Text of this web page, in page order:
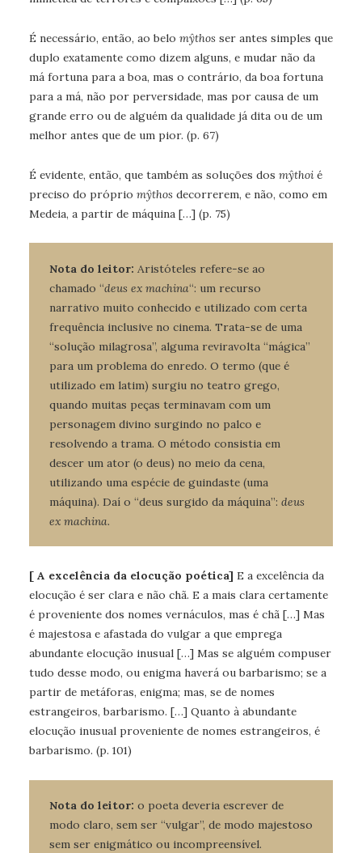
É necessário, então, ao belo mŷthos ser antes simples que
duplo exatamente como dizem alguns, e mudar não da
má fortuna para a boa, mas o contrário, da boa fortuna
para a má, não por perversidade, mas por causa de um
grande erro ou de alguém da qualidade já dita ou de um
melhor antes que de um pior. (p. 67)
É evidente, então, que também as soluções dos mŷthoié
preciso do próprio mŷthos decorrerem, e não, como em
Medeia, a partir de máquina […] (p. 75)
Nota do leitor: Aristóteles refere-se ao
chamado “deus ex machina“: um recurso
narrativo muito conhecido e utilizado com certa
frequência inclusive no cinema. Trata-se de uma
“solução milagrosa”, alguma reviravolta “mágica”
para um problema do enredo. O termo (que é
utilizado em latim) surgiu no teatro grego,
quando muitas peças terminavam com um
personagem divino surgindo no palco e
resolvendo a trama. O método consistia em
descer um ator (o deus) no meio da cena,
utilizando uma espécie de guindaste (uma
máquina). Daí o “deus surgido da máquina”: deus
ex machina.
[ A excelência da elocução poética] E a excelência da
elocução é ser clara e não chã. E a mais clara certamente
é proveniente dos nomes vernáculos, mas é chã […] Mas
é majestosa e afastada do vulgar a que emprega
abundante elocução inusual […] Mas se alguém compuser
tudo desse modo, ou enigma haverá ou barbarismo; se a
partir de metáforas, enigma; mas, se de nomes
estrangeiros, barbarismo. […] Quanto à abundante
elocução inusual proveniente de nomes estrangeiros, é
barbarismo. (p. 101)
Nota do leitor: o poeta deveria escrever de
modo claro, sem ser “vulgar”, de modo majestoso
sem ser enigmático ou incompreensível.